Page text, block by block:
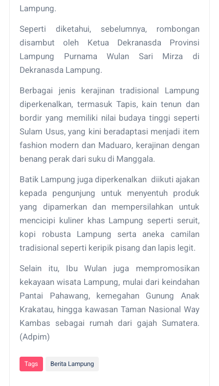
Lampung.
Seperti diketahui, sebelumnya, rombongan
disambut oleh Ketua Dekranasda Provinsi
Lampung Purnama Wulan Sari Mirza di
Dekranasda Lampung.
Berbagai jenis kerajinan tradisional Lampung
diperkenalkan, termasuk Tapis, kain tenun dan
bordir yang memiliki nilai budaya tinggi seperti
Sulam Usus, yang kini beradaptasi menjadi item
fashion modern dan Maduaro, kerajinan dengan
benang perak dari suku di Manggala.
Batik Lampung juga diperkenalkan diikuti ajakan
kepada pengunjung untuk menyentuh produk
yang dipamerkan dan mempersilahkan untuk
mencicipi kuliner khas Lampung seperti seruit,
kopi robusta Lampung serta aneka camilan
tradisional seperti keripik pisang dan lapis legit.
Selain itu, Ibu Wulan juga mempromosikan
kekayaan wisata Lampung, mulai dari keindahan
Pantai Pahawang, kemegahan Gunung Anak
Krakatau, hingga kawasan Taman Nasional Way
Kambas sebagai rumah dari gajah Sumatera.
(Adpim)
Tags Berita Lampung